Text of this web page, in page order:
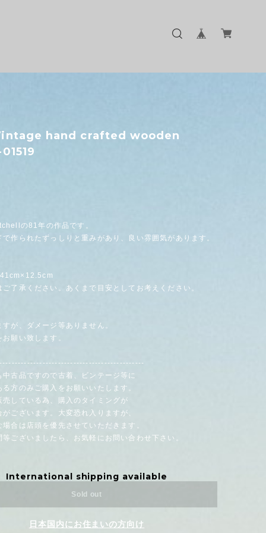
hand crafted wooden
の81年の作品です。
で作られたずっしりと重みがあり、良い雰囲気があります。
ご了承ください。あくまで目安としてお考えください。
が、ダメージ等ありません。
願い致します。
中古品ですので古着、ビンテージ等に
方のみご購入をお願いいたします。
売している為、購入のタイミングが
ございます。大変恐れ入りますが、
合は店頭を優先させていただきます。
等ございましたら、お気軽にお問い合わせ下さい。
International shipping available
Sold out
日本国内にお住まいの方向け